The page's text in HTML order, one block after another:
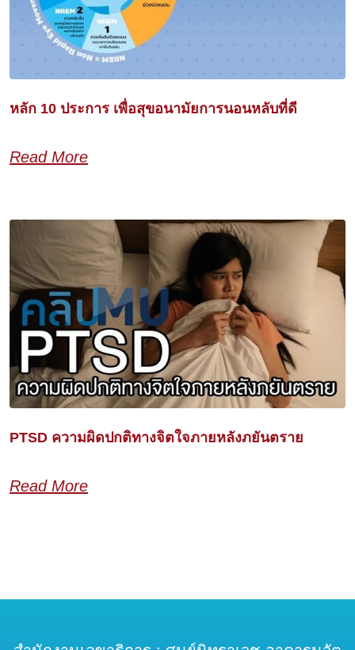
หลัก 10 ประการ เพื่อสุขอนามัยการนอนหลับที่ดี
Read More
PTSD ความผิดปกติทางจิตใจภายหลังภยันตราย
Read More